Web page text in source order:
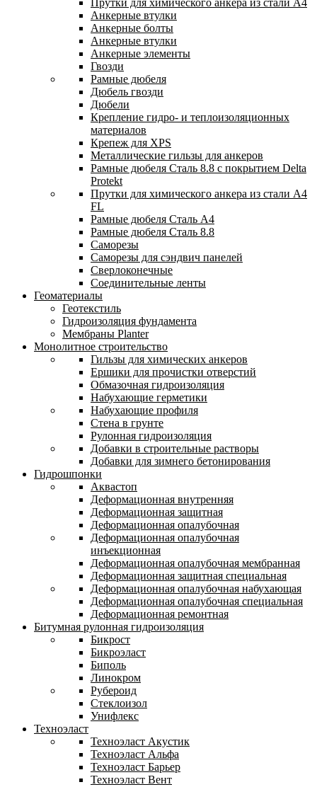
Прутки для химического анкера из стали А4
Анкерные втулки
Анкерные болты
Анкерные втулки
Анкерные элементы
Гвозди
Рамные дюбеля
Дюбель гвозди
Дюбели
Крепление гидро- и теплоизоляционных
материалов
Крепеж для XPS
Металлические гильзы для анкеров
Рамные дюбеля Сталь 8.8 с покрытием Delta
Protekt
Прутки для химического анкера из стали А4
FL
Рамные дюбеля Сталь A4
Рамные дюбеля Сталь 8.8
Саморезы
Саморезы для сэндвич панелей
Сверлоконечные
Соединительные ленты
Геоматериалы
Геотекстиль
Гидроизоляция фундамента
Мембраны Planter
Монолитное строительство
Гильзы для химических анкеров
Ершики для прочистки отверстий
Обмазочная гидроизоляция
Набухающие герметики
Набухающие профиля
Стена в грунте
Рулонная гидроизоляция
Добавки в строительные растворы
Добавки для зимнего бетонирования
Гидрошпонки
Аквастоп
Деформационная внутренняя
Деформационная защитная
Деформационная опалубочная
Деформационная опалубочная
инъекционная
Деформационная опалубочная мембранная
Деформационная защитная специальная
Деформационная опалубочная набухающая
Деформационная опалубочная специальная
Деформационная ремонтная
Битумная рулонная гидроизоляция
Бикрост
Бикроэласт
Биполь
Линокром
Рубероид
Стеклоизол
Унифлекс
Техноэласт
Техноэласт Акустик
Техноэласт Альфа
Техноэласт Барьер
Техноэласт Вент